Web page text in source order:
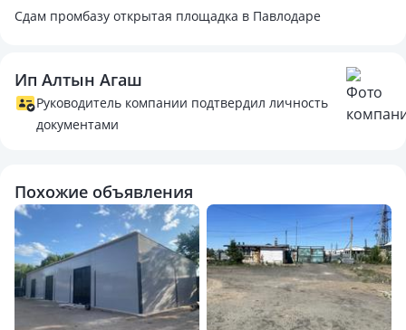
Сдам промбазу открытая площадка в Павлодаре
Ип Алтын Агаш
Руководитель компании подтвердил личность
документами
Похожие объявления